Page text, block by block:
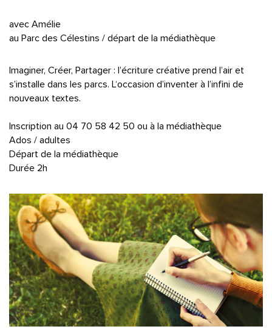
avec Amélie
au Parc des Célestins / départ de la médiathèque
Imaginer, Créer, Partager : l’écriture créative prend l’air et
s’installe dans les parcs. L‘occasion d’inventer à l’infini de
nouveaux textes.
Inscription au 04 70 58 42 50 ou à la médiathèque
Ados / adultes
Départ de la médiathèque
Durée 2h